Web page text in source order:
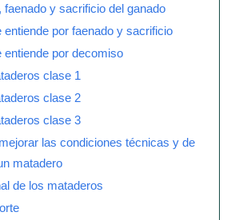
faenado y sacrificio del ganado
entiende por faenado y sacrificio
entiende por decomiso
clase 1
clase 2
clase 3
las condiciones técnicas y de
matadero
de los mataderos